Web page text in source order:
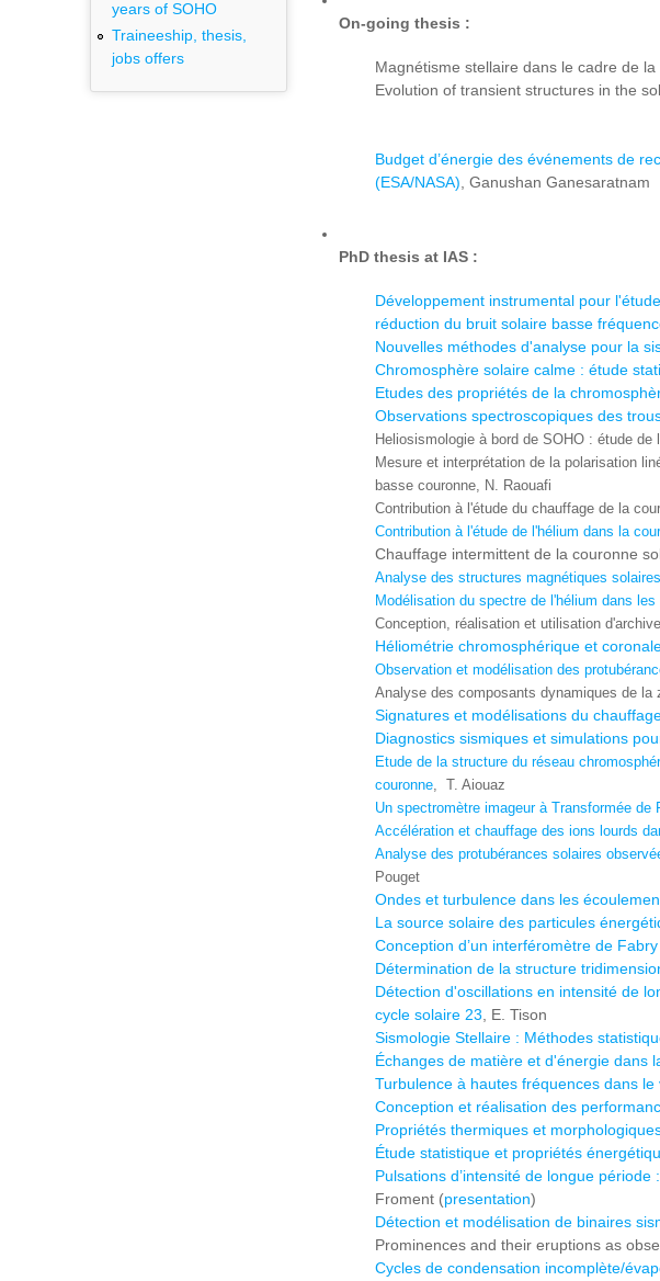
years of SOHO
Traineeship, thesis,
jobs offers
On-going thesis :
Magnétisme stellaire dans le cadre de
Evolution of transient structures in the
Budget d’énergie des événements de
(ESA/NASA) , Ganushan Ganesaratnam
PhD thesis at IAS :
Développement instrumental pour
réduction du bruit solaire basse
Nouvelles méthodes d'analyse pour la
Chromosphère solaire calme : étude
Etudes des propriétés de la
Observations spectroscopiques des
Heliosismologie à bord de SOHO : étude
Mesure et interprétation de la polarisation
basse couronne, N. Raouafi
Contribution à l'étude du chauffage de la
Contribution à l'étude de l'hélium dans la
Chauffage intermittent de la couronne
Analyse des structures magnétiques
Modélisation du spectre de l'hélium dans
Conception, réalisation et utilisation
Héliométrie chromosphérique et
Observation et modélisation des
Analyse des composants dynamiques de
Signatures et modélisations du
Diagnostics sismiques et simulations
Etude de la structure du réseau
couronne, T. Aiouaz
Un spectromètre imageur à Transformée
Accélération et chauffage des ions lourds
Analyse des protubérances solaires
Pouget
Ondes et turbulence dans les
La source solaire des particules
Conception d’un interféromètre de
Détermination de la structure
Détection d'oscillations en intensité de
cycle solaire 23 , E. Tison
Sismologie Stellaire : Méthodes
Échanges de matière et d'énergie dans
Turbulence à hautes fréquences dans
Conception et réalisation des
Propriétés thermiques et
Étude statistique et propriétés
Pulsations d’intensité de longue
Froment (presentation)
Détection et modélisation de binaires
Prominences and their eruptions as
Cycles de condensation incomplète/